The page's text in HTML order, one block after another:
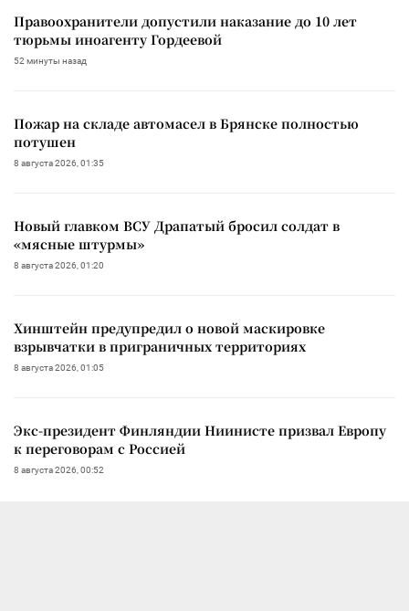
Правоохранители допустили наказание до 10 лет
тюрьмы иноагенту Гордеевой
52 минуты назад
Пожар на складе автомасел в Брянске полностью
потушен
8 августа 2026, 01:35
Новый главком ВСУ Драпатый бросил солдат в
«мясные штурмы»
8 августа 2026, 01:20
Хинштейн предупредил о новой маскировке
взрывчатки в приграничных территориях
8 августа 2026, 01:05
Экс-президент Финляндии Ниинисте призвал Европу
к переговорам с Россией
8 августа 2026, 00:52